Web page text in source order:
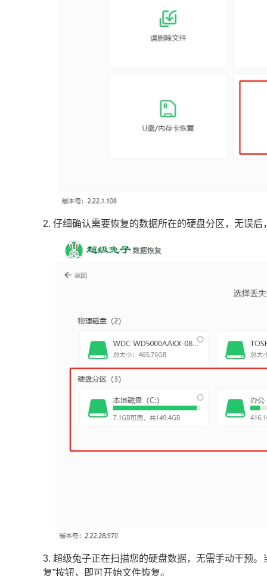
2. 仔细确认需要恢复的数据所在的硬盘分区，无误后
3. 超级兔子正在扫描您的硬盘数据，无需手动干预
复”按钮，即可开始文件恢复。